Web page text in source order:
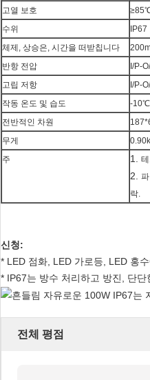
고열 보호
수위
IP67
체제, 상승은, 시간을 떠받칩니다
반항 전압
I/P-
고립 저항
I/P-
작동 온도 및 습도
-10
전반적인 차원
무게
주
1.
2.
락.
신청:
* LED 점화, LED 가로등, LED 홍
* IP67는 방수 처리하고 방진, 단
전체 평점